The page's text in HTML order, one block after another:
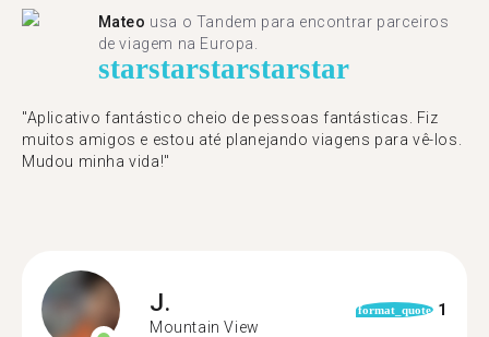
Mateo usa o Tandem para encontrar parceiros
de viagem na Europa.
starstarstarstarstar
"Aplicativo fantástico cheio de pessoas fantásticas. Fiz
muitos amigos e estou até planejando viagens para vê-los.
Mudou minha vida!"
J.
Mountain View
format_quote 1